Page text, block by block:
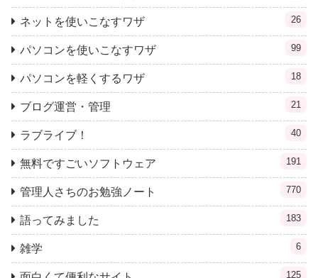
ネットを使いこなすワザ 26
パソコンを使いこなすワザ 99
パソコンを軽くするワザ 18
ブログ運営・管理 21
ラブライブ！ 40
無料ですごいソフトウェア 191
管理人さちのお勉強ノート 770
語ってみました 183
雑学 6
125